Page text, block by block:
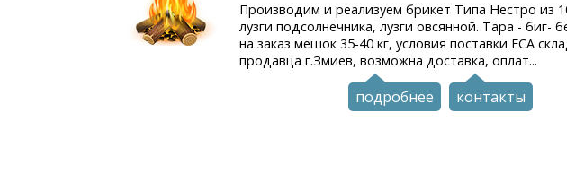
Производим и реализуем брикет Типа Нестро из
лузги подсолнечника, лузги овсянной. Тара - биг-
на заказ мешок 35-40 кг, условия поставки FCA
продавца г.Змиев, возможна доставка, оплат...
подробнее контакты